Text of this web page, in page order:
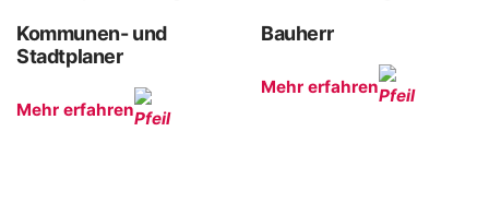
Kommunen- und
Stadtplaner
Mehr erfahren
Bauherr
Mehr erfahren